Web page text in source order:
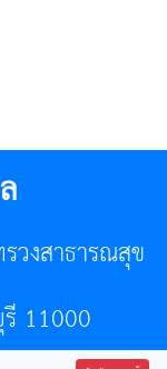
วงสาธารณสุข
11000